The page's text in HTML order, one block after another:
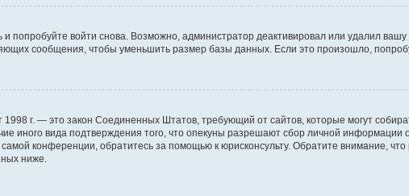
войти снова. Возможно, администратор деактивировал или удалил вашу
сообщения, чтобы уменьшить размер базы данных. Если это произошло,
г. — это закон Соединенных Штатов, требующий от сайтов, которые могут
иного вида подтверждения того, что опекуны разрешают сбор личной
конференции, обратитесь за помощью к юрисконсульту. Обратите внимание,
ниже.